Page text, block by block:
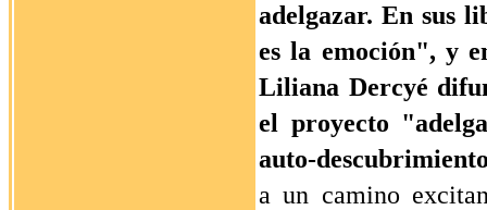
adelgazar. En sus
es la emoción", y
Liliana Dercyé
el proyecto
auto-
a un camino